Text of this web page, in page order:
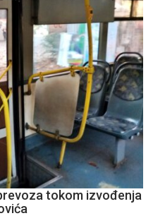
tokom izvođenja